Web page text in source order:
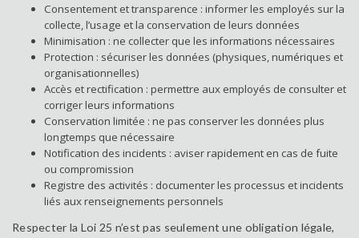
Consentement et transparence : informer les employés sur la
collecte, l’usage et la conservation de leurs données
Minimisation : ne collecter que les informations nécessaires
Protection : sécuriser les données (physiques, numériques et
organisationnelles)
Accès et rectification : permettre aux employés de consulter et
corriger leurs informations
Conservation limitée : ne pas conserver les données plus
longtemps que nécessaire
Notification des incidents : aviser rapidement en cas de fuite
ou compromission
Registre des activités : documenter les processus et incidents
liés aux renseignements personnels
Respecter la Loi 25 n’est pas seulement une obligation légale,